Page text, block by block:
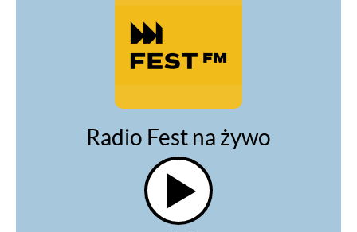
Radio Fest na żywo